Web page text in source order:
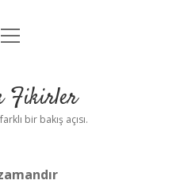
Uyarı
menüyü
Fikirler
bir bakış açısı.